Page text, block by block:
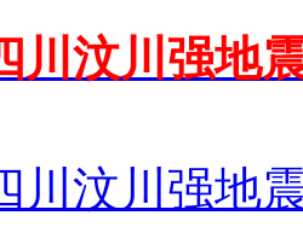
川汶川强地
川汶川强地